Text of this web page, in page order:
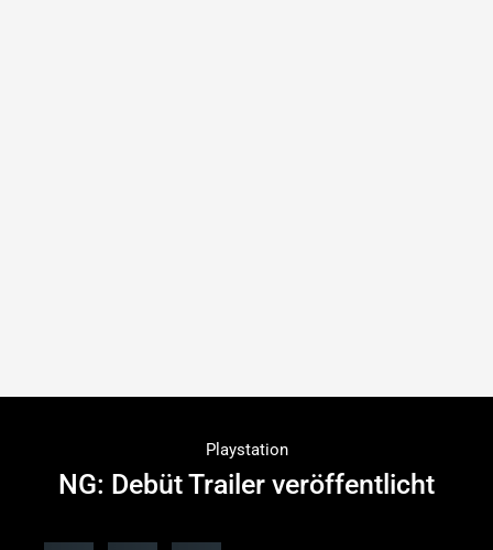
Playstation
NG: Debüt Trailer veröffentlicht